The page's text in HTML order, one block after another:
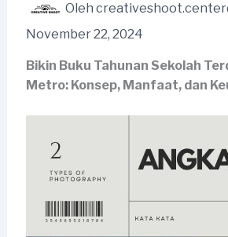
Oleh
November 22, 2024
Bikin Buku Tahunan Sekolah
Metro: Konsep, Manfaat, dan